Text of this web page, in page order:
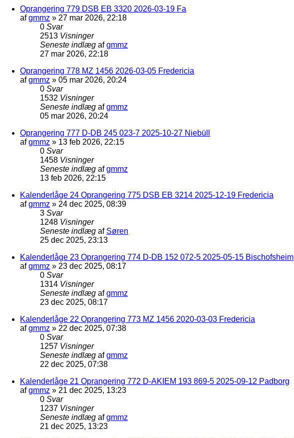
Oprangering 779 DSB EB 3320 2026-03-19 Fa
afgmmz » 27 mar 2026, 22:18
0 Svar
2513 Visninger
Seneste indlæg afgmmz
27 mar 2026, 22:18
Oprangering 778 MZ 1456 2026-03-05 Fredericia
afgmmz » 05 mar 2026, 20:24
0 Svar
1532 Visninger
Seneste indlæg afgmmz
05 mar 2026, 20:24
Oprangering 777 D-DB 245 023-7 2025-10-27 Niebüll
afgmmz » 13 feb 2026, 22:15
0 Svar
1458 Visninger
Seneste indlæg afgmmz
13 feb 2026, 22:15
Kalenderlåge 24 Oprangering 775 DSB EB 3214 2025-12-19 Fredericia
afgmmz » 24 dec 2025, 08:39
3 Svar
1248 Visninger
Seneste indlæg af Søren
25 dec 2025, 23:13
Kalenderlåge 23 Oprangering 774 D-DB 152 072-5 2025-05-15 Bischofsheim
afgmmz » 23 dec 2025, 08:17
0 Svar
1314 Visninger
Seneste indlæg afgmmz
23 dec 2025, 08:17
Kalenderlåge 22 Oprangering 773 MZ 1456 2020-03-03 Fredericia
afgmmz » 22 dec 2025, 07:38
0 Svar
1257 Visninger
Seneste indlæg afgmmz
22 dec 2025, 07:38
Kalenderlåge 21 Oprangering 772 D-AKIEM 193 869-5 2025-09-12 Padborg
afgmmz » 21 dec 2025, 13:23
0 Svar
1237 Visninger
Seneste indlæg afgmmz
21 dec 2025, 13:23